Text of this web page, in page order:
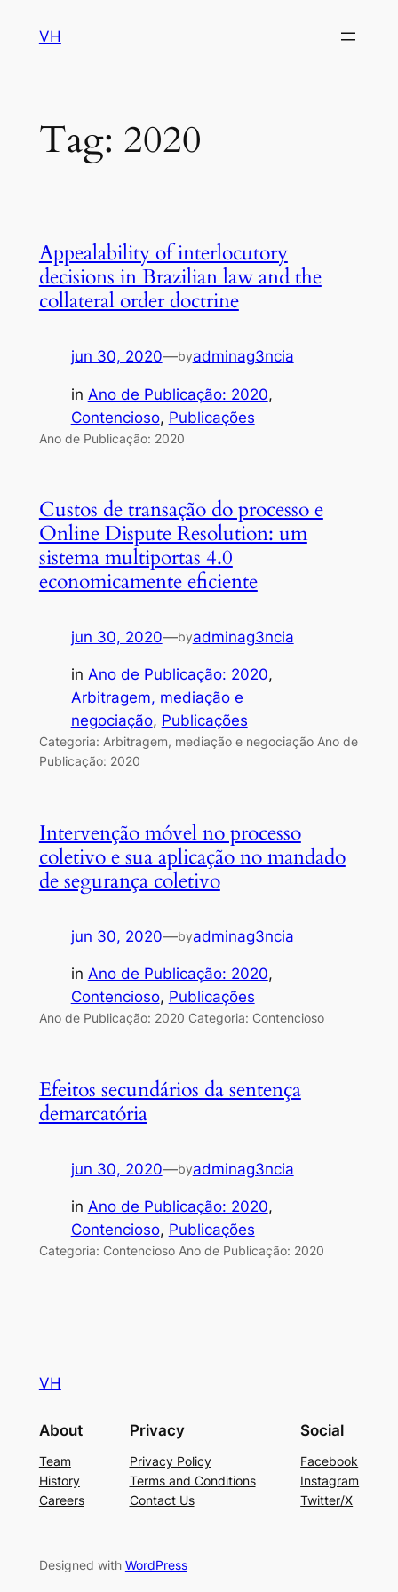
VH
Tag: 2020
Appealability of interlocutory
decisions in Brazilian law and the
collateral order doctrine
jun 30, 2020—byadminag3ncia
in Ano de Publicação: 2020
Contencioso, Publicações
Ano de Publicação: 2020
Custos de transação do processo e
Online Dispute Resolution: um
sistema multiportas 4.0
economicamente eficiente
jun 30, 2020—byadminag3ncia
in Ano de Publicação: 2020
Arbitragem, mediação e
negociação, Publicações
Categoria: Arbitragem, mediação e negociação Ano de
Publicação: 2020
Intervenção móvel no processo
coletivo e sua aplicação no mandado
de segurança coletivo
jun 30, 2020—byadminag3ncia
in Ano de Publicação: 2020
Contencioso, Publicações
Ano de Publicação: 2020 Categoria: Contencioso
Efeitos secundários da sentença
demarcatória
jun 30, 2020—byadminag3ncia
in Ano de Publicação: 2020
Contencioso, Publicações
Categoria: Contencioso Ano de Publicação: 2020
VH
About
Team
History
Careers
Privacy
Privacy Policy
Terms and Conditions
Contact Us
Social
Facebook
Instagram
Twitter/X
Designed with WordPress